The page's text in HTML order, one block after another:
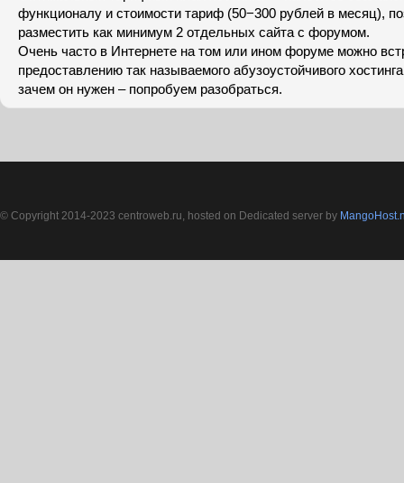
функционалу и стоимости тариф (50−300 рублей в месяц),
разместить как минимум 2 отдельных сайта с форумом.
Очень часто в Интернете на том или ином форуме можно
предоставлению так называемого абузоустойчивого
зачем он нужен – попробуем разобраться.
© Copyright 2014-2023 centroweb.ru, hosted on Dedicated server by